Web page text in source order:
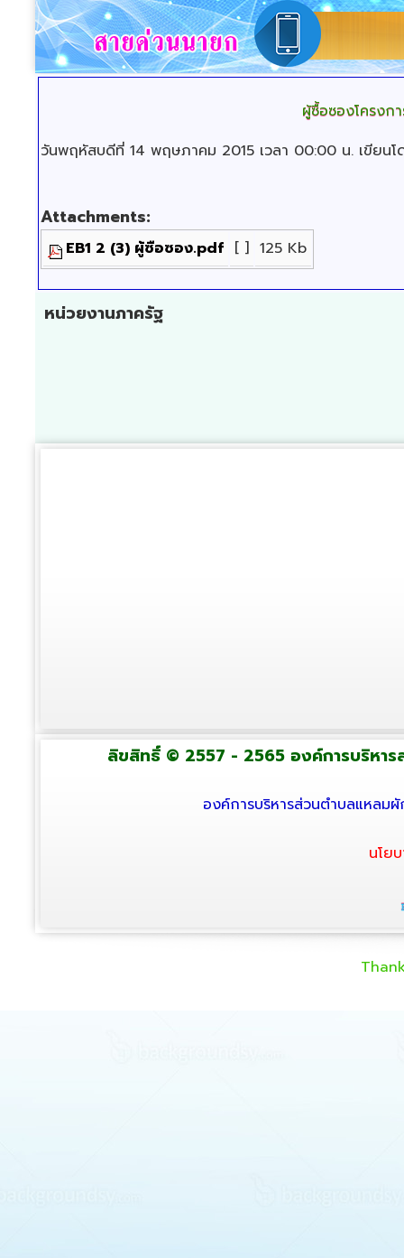
ผู้ซื้อซองโครงก
วันพฤหัสบดีที่ 14 พฤษภาคม 2015 เวลา 00:00 น. เขียน
Attachments:
EB1 2 (3) ผู้ซือซอง.pdf [ ] 125 Kb
หน่วยงานภาครัฐ
ลิขสิทธิ์ © 2557 - 2565 องค์การบริหา
องค์การบริหารส่วนตำบลแหลม
นโย